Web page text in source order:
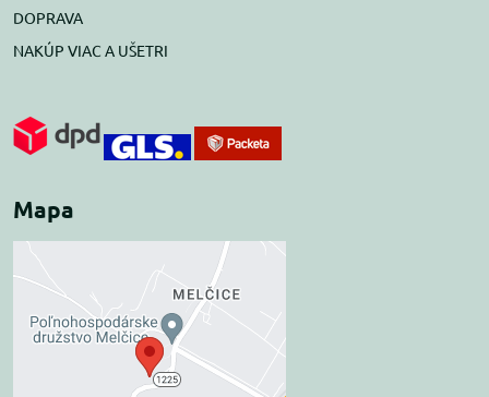
DOPRAVA
NAKÚP VIAC A UŠETRI
Mapa
Externý obsah je
blokovaný Voľbami
súkromia
Prajete si načítať externý obsah?